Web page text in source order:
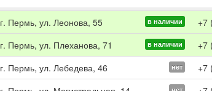
г. Пермь, ул. Леонова, 55 в наличии +7
г. Пермь, ул. Плеханова, 71
в наличии +7
г. Пермь, ул. Лебедева, 46
нет +7